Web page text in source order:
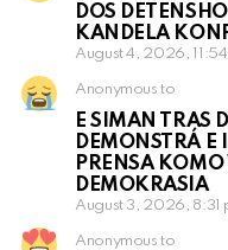
DOS
KANDELA
August 4, 2026,
Anonymous to
E SIMAN TRAS
DEMONSTRÁ E
PRENSA KOMO
DEMOKRASIA
August 3, 2026, 8:31
Anonymous to